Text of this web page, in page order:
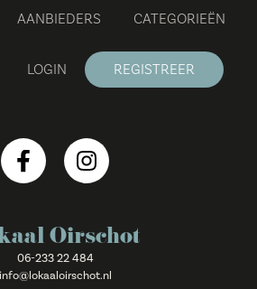
AANBIEDERS CATEGORIEËN
LOGIN REGISTREER
Oirschot
06-233 22 484
info@lokaaloirschot.nl